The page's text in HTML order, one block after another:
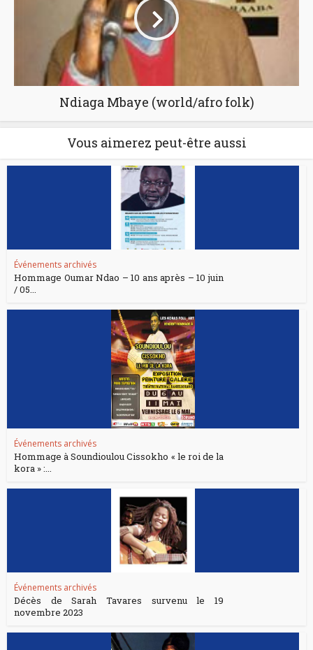
Ndiaga Mbaye (world/afro folk)
Vous aimerez peut-être aussi
Événements archivés
Hommage Oumar Ndao – 10 ans après – 10 juin
/ 05...
Événements archivés
Hommage à Soundioulou Cissokho « le roi de la
kora » :...
Événements archivés
Décès de Sarah Tavares survenu le 19
novembre 2023